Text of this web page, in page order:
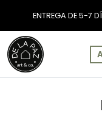
ENTREGA DE 5-7